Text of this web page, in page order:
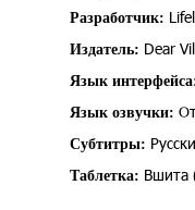
Разработчик:
Издатель: Dear
Язык
Язык озвучки:
Субтитры:
Таблетка: Вшита